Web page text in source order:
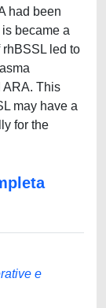
had been
became a
led to
ARA. This
may have a
for the
e